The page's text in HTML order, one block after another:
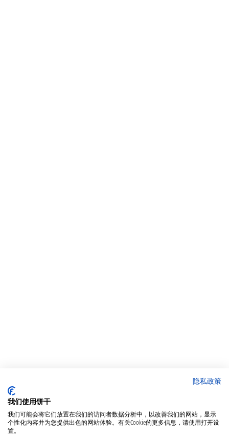
隐私政策
我们使用饼干
我们可能会将它们放置在我们的访问者数据分析中，以改善我们的网站，显示
个性化内容并为您提供出色的网站体验。有关Cookie的更多信息，请使用打开设
置。